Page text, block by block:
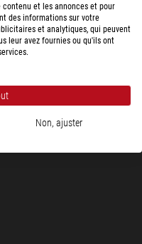
sous3-7 jours
contenu et les annonces et pour
des informations sur votre
et analytiques, qui peuvent
leur avez fournies ou qu'ils ont
Non, ajuster